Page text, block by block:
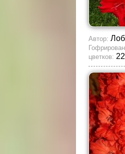
Автор:
цветков: